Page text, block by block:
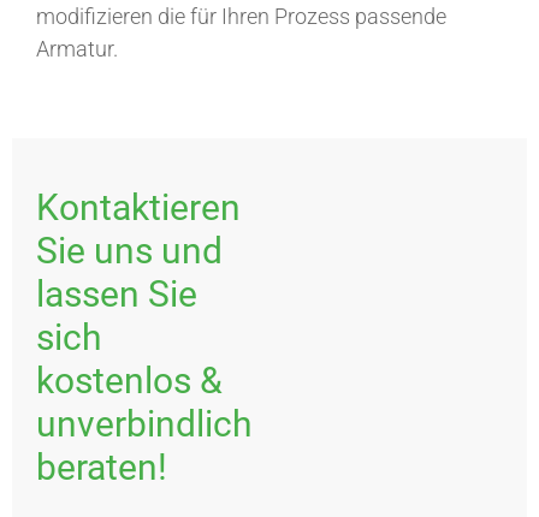
modifizieren die für Ihren Prozess passende
Armatur.
Kontaktieren
Sie uns und
lassen Sie
sich
kostenlos &
unverbindlich
beraten!